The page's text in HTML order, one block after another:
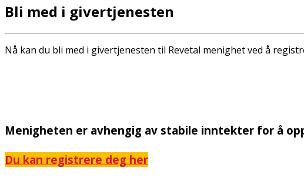
Bli med i givertjenesten
Nå kan du bli med i givertjenesten til Revetal menighet ved å
Menigheten er avhengig av stabile inntekter for å
Du kan registrere deg her